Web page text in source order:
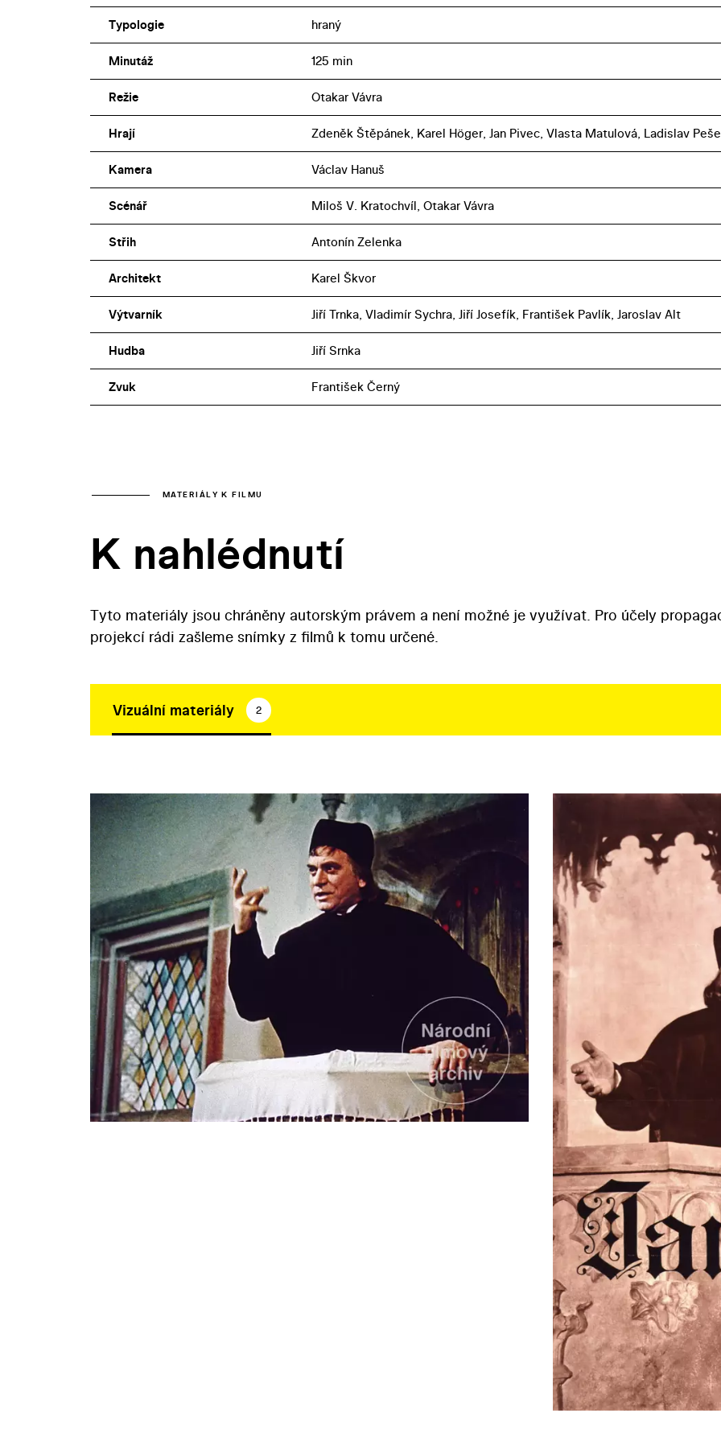
Typologie hraný
Minutáž 125 min
Režie Otakar Vávra
Hrají Zdeněk Štěpánek, Karel Höger, Jan Pivec, Vlasta Matulová, Ladislav
Kamera Václav Hanuš
Scénář Miloš V. Kratochvíl, Otakar Vávra
Střih Antonín Zelenka
Architekt Karel Škvor
Výtvarník Jiří Trnka, Vladimír Sychra, Jiří Josefík, František Pavlík, Jaroslav Alt
Hudba Jiří Srnka
Zvuk František Černý
MATERIÁLY K FILMU
K nahlédnutí
Tyto materiály jsou chráněny autorským právem a není možné je využívat. Pro účely
projekcí rádi zašleme snímky z filmů k tomu určené.
Vizuální materiály 2